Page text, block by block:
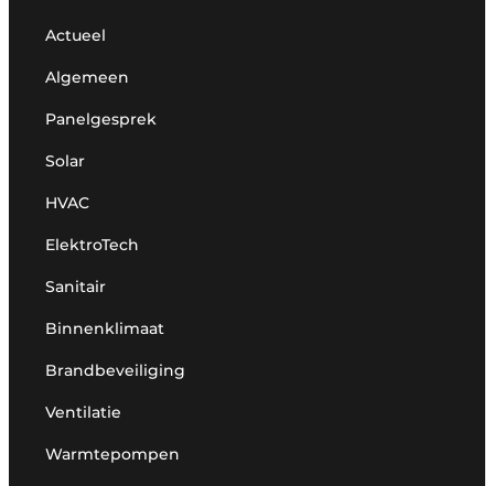
Actueel
Algemeen
Panelgesprek
Solar
HVAC
ElektroTech
Sanitair
Binnenklimaat
Brandbeveiliging
Ventilatie
Warmtepompen